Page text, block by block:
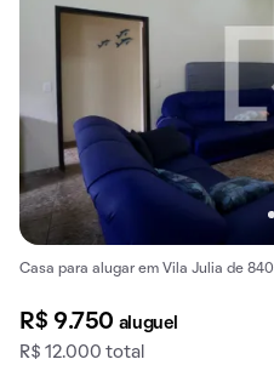
Casa para alugar em Vila Julia de
R$ 9.750 aluguel
R$ 12.000 total